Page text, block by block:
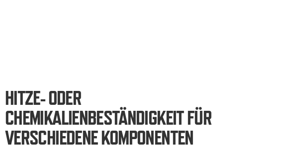
HITZE- ODER
CHEMIKALIENBESTÄNDIGKEIT FÜR
VERSCHIEDENE KOMPONENTEN